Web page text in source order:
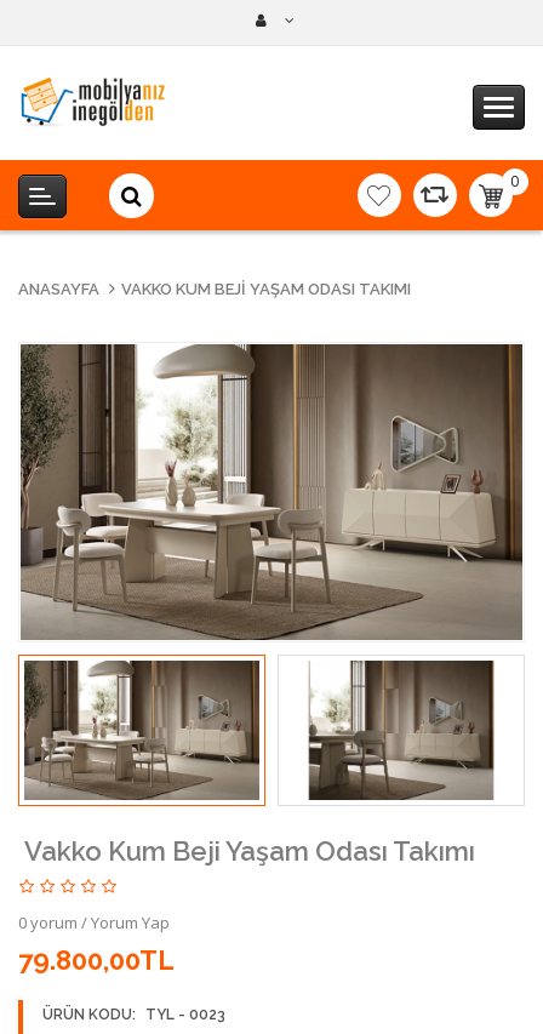
0
-
ANASAYFA VAKKO KUM BEJI YAŞAM ODASI TAKIMI
Vakko Kum Beji Yaşam Odası Takımı
0 yorum /Yorum Yap
79.800,00TL
ÜRÜN KODU:
TYL - 0023